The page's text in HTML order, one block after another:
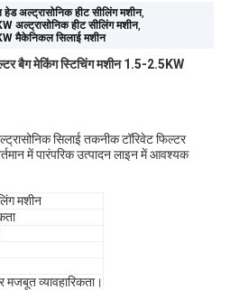
हेड अल्ट्रासोनिक हीट सीलिंग मशीन,
अल्ट्रासोनिक हीट सीलिंग मशीन,
मैकेनिकल सिलाई मशीन
बैग मेकिंग स्टिचिंग मशीन 1.5-2.5KW
सिलाई तकनीक टॉरिवेट फिल्टर
में पारंपरिक उत्पादन लाइन में आवश्यक
मशीन
व्यावहारिकता।